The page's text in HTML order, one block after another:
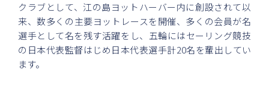
クラブとして、江の島ヨットハーバー内に創設されて以
来、数多くの主要ヨットレースを開催、多くの会員が名
選手として名を残す活躍をし、五輪にはセーリング競技
の日本代表監督はじめ日本代表選手計20名を輩出してい
ます。